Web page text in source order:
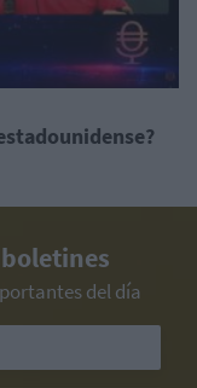
del día